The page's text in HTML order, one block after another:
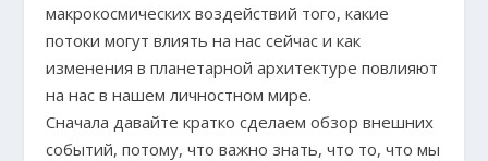
макрокосмических воздействий того, какие
потоки могут влиять на нас сейчас и как
изменения в планетарной архитектуре повлияют
на нас в нашем личностном мире.
Сначала давайте кратко сделаем обзор внешних
событий, потому, что важно знать, что то, что мы